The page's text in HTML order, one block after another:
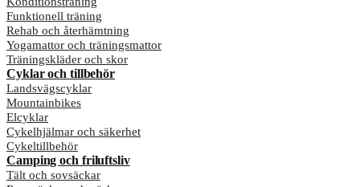
Funktionell träning
Rehab och återhämtning
Yogamattor och träningsmattor
Träningskläder och skor
Cyklar och tillbehör
Landsvägscyklar
Mountainbikes
Elcyklar
Cykelhjälmar och säkerhet
Cykeltillbehör
Camping och friluftsliv
Tält och sovsäckar